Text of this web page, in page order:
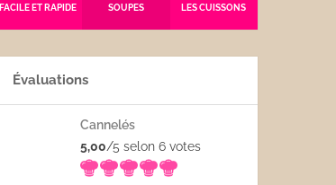
FACILE ET RAPIDE SOUPES LES CUISSONS
Évaluations
Cannelés
5,00/5 selon 6 votes